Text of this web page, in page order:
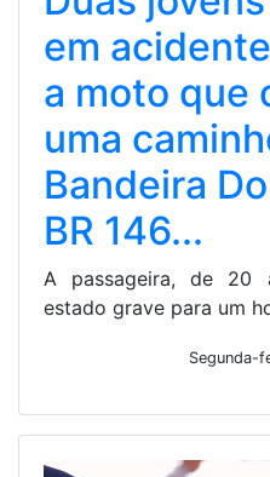
em
a moto que
uma
Bandeira
BR 146...
A passageira, de 20
estado grave para um
Segunda-